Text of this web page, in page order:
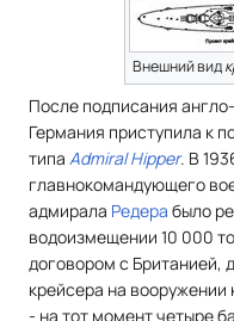
Внешний вид
После подписания
Германия приступила к
типа Admiral Hipper. В
главнокомандующего
адмирала Редера было
водоизмещении 10 000
договором с Британией,
крейсера на вооружении
- на тот момент четыре